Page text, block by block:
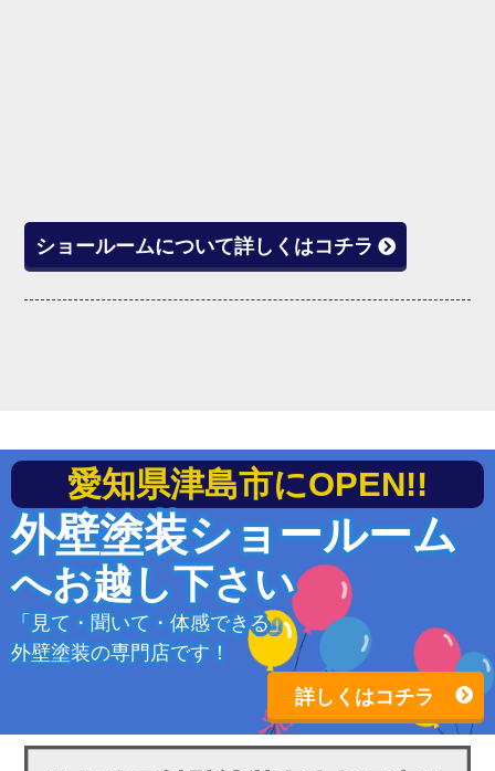
ショールームについて詳しくはコチラ
愛知県津島市にOPEN!!
外壁塗装ショールーム
へお越し下さい
「見て・聞いて・体感できる」
外壁塗装の専門店です！
詳しくはコチラ